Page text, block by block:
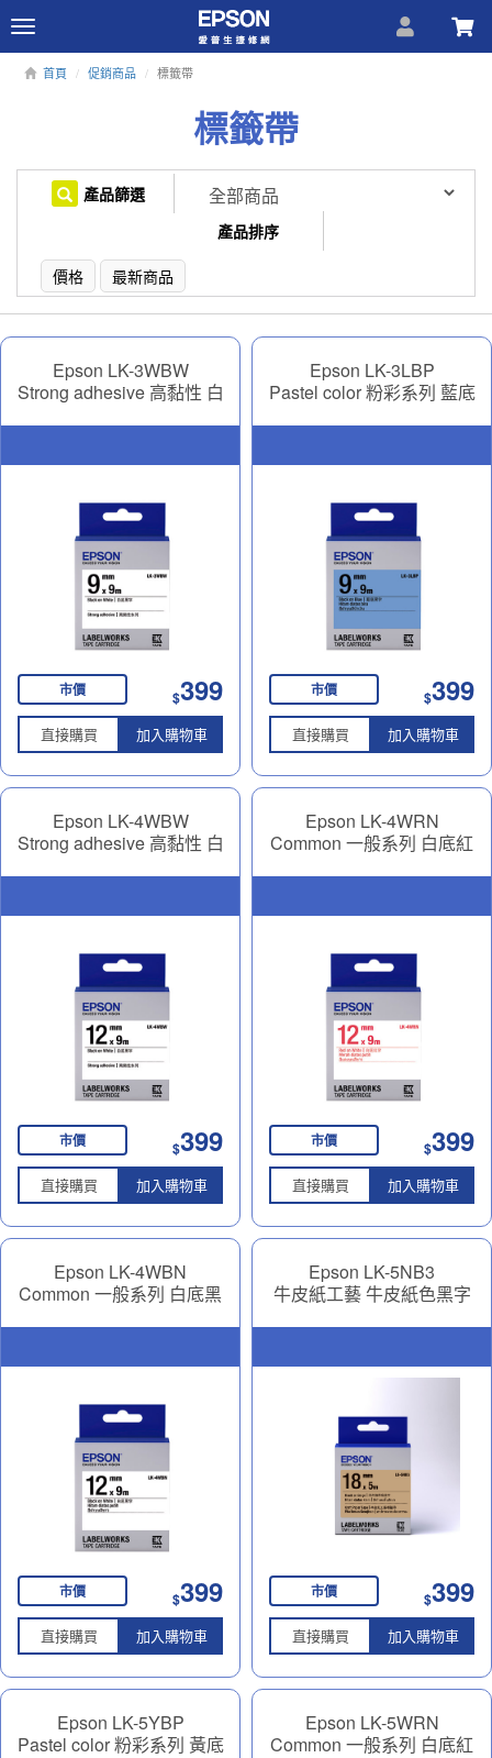
Toggle
navigation
首頁 促銷商品 標籤帶
標籤帶
產品篩選
產品排序
價格 最新商品
Epson LK-3WBW
Strong adhesive 高黏性 白
市價 $399
直接購買 加入購物車
Epson LK-3LBP
Pastel color 粉彩系列 藍底
市價 $399
直接購買 加入購物車
Epson LK-4WBW
Strong adhesive 高黏性 白
市價 $399
直接購買 加入購物車
Epson LK-4WRN
Common 一般系列 白底紅
市價 $399
直接購買 加入購物車
Epson LK-4WBN
Common 一般系列 白底黑
市價 $399
直接購買 加入購物車
Epson LK-5NB3
牛皮紙工藝 牛皮紙色黑字
市價 $399
直接購買 加入購物車
Epson LK-5YBP
Pastel color 粉彩系列 黃底
Epson LK-5WRN
Common 一般系列 白底紅